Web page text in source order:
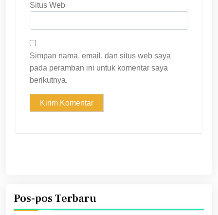
Situs Web
Simpan nama, email, dan situs web saya
pada peramban ini untuk komentar saya
berikutnya.
Pos-pos Terbaru